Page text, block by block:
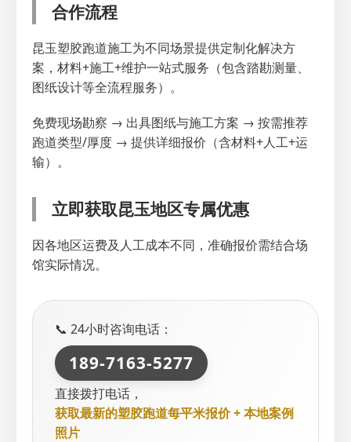
合作流程
昆玉塑胶跑道施工为不同场景提供定制化解决方
案，材料+施工+维护一站式服务（包含踏勘测量、
图纸设计等全流程服务）。
免费现场勘察 → 出具图纸与施工方案 → 按需推荐
跑道类型/厚度 → 提供详细报价（含材料+人工+运
输）。
立即获取昆玉地区专属优惠
因各地区运费及人工成本不同，准确报价需结合场
馆实际情况。
📞 24小时咨询电话：
189-7163-5277
直接拨打电话，
获取最新的塑胶跑道每平米报价 + 本地案例
照片